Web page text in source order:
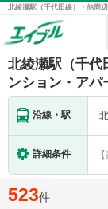
北綾瀬駅（千代
ンション・アパ
沿線・駅 -
詳細条件
523件